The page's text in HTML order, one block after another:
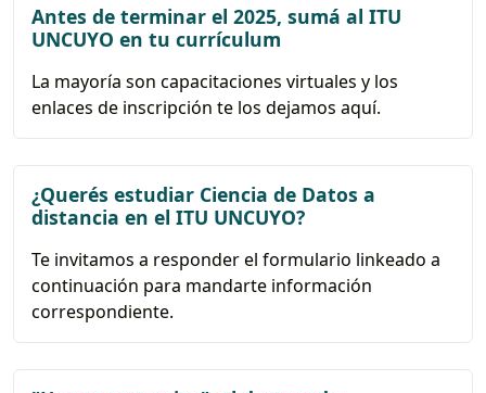
Antes de terminar el 2025, sumá al ITU
UNCUYO en tu currículum
La mayoría son capacitaciones virtuales y los
enlaces de inscripción te los dejamos aquí.
¿Querés estudiar Ciencia de Datos a
distancia en el ITU UNCUYO?
Te invitamos a responder el formulario linkeado a
continuación para mandarte información
correspondiente.